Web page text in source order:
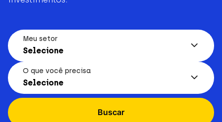
Meu setor
Selecione
O que você precisa
Selecione
Buscar